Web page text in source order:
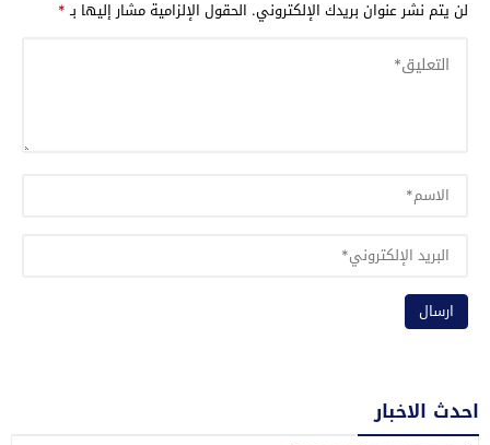
لن يتم نشر عنوان بريدك الإلكتروني. الحقول الإلزامية مشار إليها بـ*
احدث الاخبار